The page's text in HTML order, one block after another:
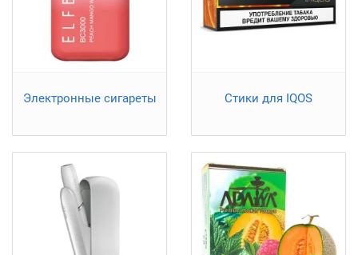
Электронные сигареты Стики для IQOS